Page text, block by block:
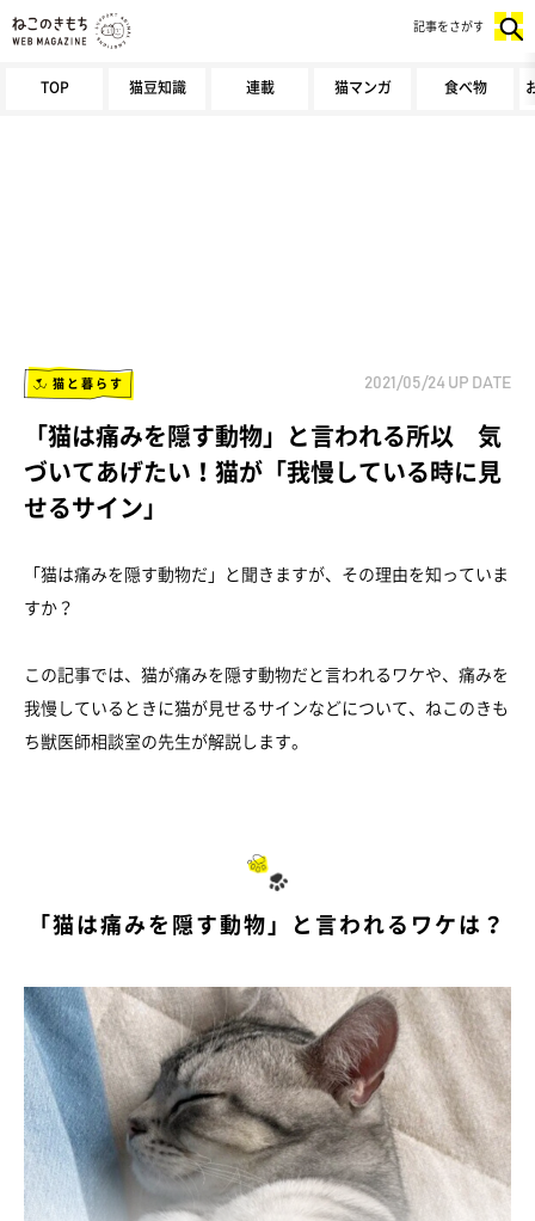
TOP 猫豆知識 連載 猫マンガ 食べ物
記事をさがす
猫と暮らす 2021/05/24 UP DATE
「猫は痛みを隠す動物」と言われる所以 気
づいてあげたい！猫が「我慢している時に見
せるサイン」
「猫は痛みを隠す動物だ」と聞きますが、その理由を知っていま
すか？
この記事では、猫が痛みを隠す動物だと言われるワケや、痛みを
我慢しているときに猫が見せるサインなどについて、ねこのきも
ち獣医師相談室の先生が解説します。
「猫は痛みを隠す動物」と言われるワケは？